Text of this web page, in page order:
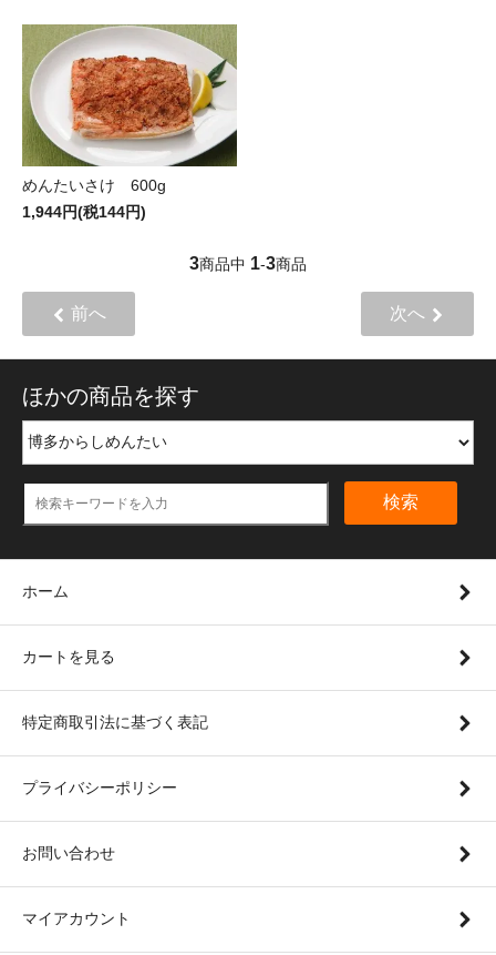
めんたいさけ 600g
1,944円(税144円)
3商品中 1-3商品
前へ 次へ
ほかの商品を探す
検索
ホーム
カートを見る
特定商取引法に基づく表記
プライバシーポリシー
お問い合わせ
マイアカウント